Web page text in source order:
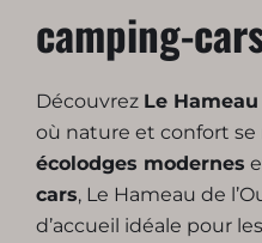
camping-
Découvrez Le
où nature et confort se
écolodges modernes
cars, Le Hameau de
d’accueil idéale pour